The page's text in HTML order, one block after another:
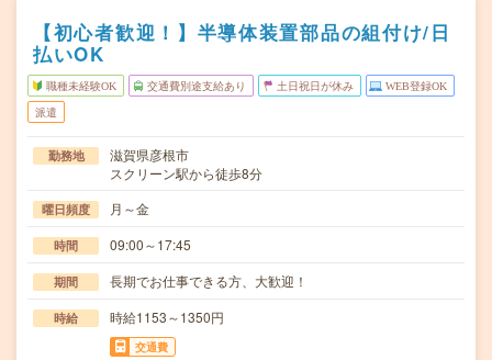
【初心者歓迎！】半導体装置部品の組付け/日
払いOK
職種未経験OK 交通費別途支給あり 土日祝日が休み WEB登録OK
派遣
勤務地
滋賀県彦根市
スクリーン駅から徒歩8分
曜日頻度 月～金
時間 09:00～17:45
期間 長期でお仕事できる方、大歓迎！
時給 時給1153～1350円
交通費